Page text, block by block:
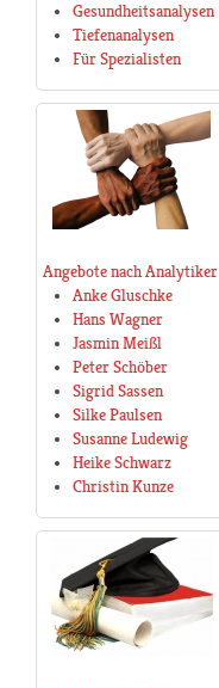
Gesundheitsanalysen
Tiefenanalysen
Für Spezialisten
Angebote nach Analytiker
Anke Gluschke
Hans Wagner
Jasmin Meißl
Peter Schöber
Sigrid Sassen
Silke Paulsen
Susanne Ludewig
Heike Schwarz
Christin Kunze